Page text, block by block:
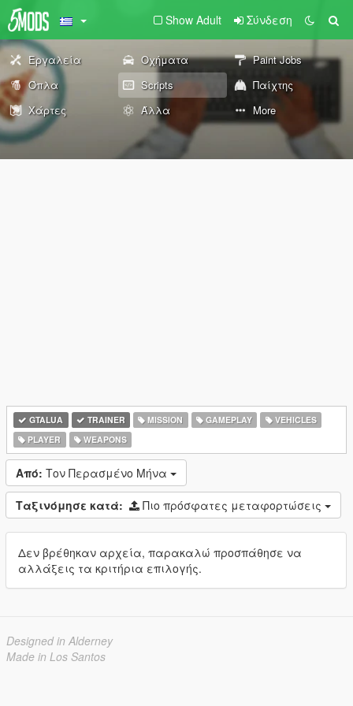
Show Adult Σύνδεση
Εργαλεία Οχήματα
Paint Jobs
Όπλα
Scripts
Παίχτης
Χάρτες
Άλλα More
GTALUA TRAINER MISSION GAMEPLAY
VEHICLES
PLAYER
WEAPONS
Από: Τον Περασμένο Μήνα
Ταξινόμησε κατά: Πιο πρόσφατες μεταφορτώσεις
Δεν βρέθηκαν αρχεία, παρακαλώ προσπάθησε να
αλλάξεις τα κριτήρια επιλογής.
Designed in Alderney
Made in Los Santos